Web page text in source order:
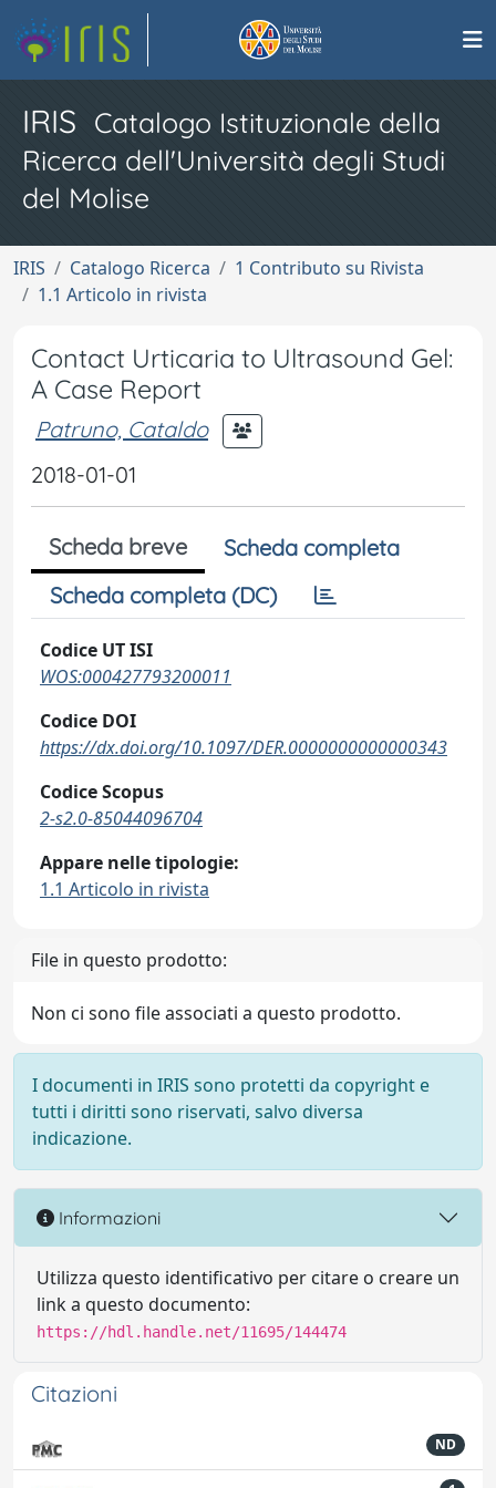
IRIS Catalogo Istituzionale della
Ricerca dell'Università degli Studi
del Molise
IRIS Catalogo Ricerca
1 Contributo su Rivista
1.1 Articolo in rivista
Contact Urticaria to Ultrasound Gel:
A Case Report
Patruno, Cataldo
2018-01-01
Scheda breve
Scheda completa
Scheda completa (DC)
Codice UT ISI
WOS:000427793200011
Codice DOI
https://dx.doi.org/10.1097/DER.0000000000000343
Codice Scopus
2-s2.0-85044096704
Appare nelle tipologie:
1.1 Articolo in rivista
File in questo prodotto:
Non ci sono file associati a questo prodotto.
I documenti in IRIS sono protetti da copyright e
tutti i diritti sono riservati, salvo diversa
indicazione.
Informazioni
Utilizza questo identificativo per citare o creare un
link a questo documento:
https://hdl.handle.net/11695/144474
Citazioni
ND